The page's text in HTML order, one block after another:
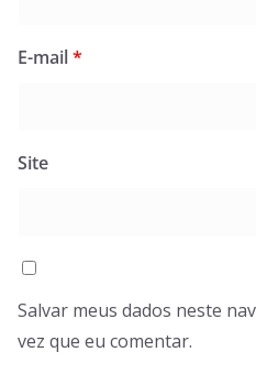
E-mail*
Site
Salvar meus dados neste
vez que eu comentar.